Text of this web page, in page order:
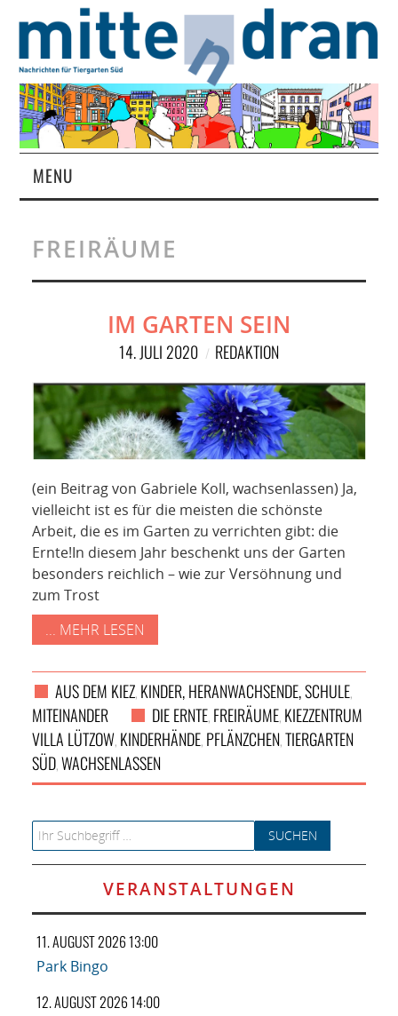
MENU
MAGAZIN
NETZWERK
SPONSORING
KONTAKT
FREIRÄUME
IM GARTEN SEIN
14. JULI 2020 REDAKTION
(ein Beitrag von Gabriele Koll, wachsenlassen) Ja,
vielleicht ist es für die meisten die schönste
Arbeit, die es im Garten zu verrichten gibt: die
Ernte!In diesem Jahr beschenkt uns der Garten
besonders reichlich – wie zur Versöhnung und
zum Trost
... MEHR LESEN
AUS DEM KIEZ, KINDER, HERANWACHSENDE, SCHULE,
MITEINANDER DIE ERNTE, FREIRÄUME, KIEZZENTRUM
VILLA LÜTZOW, KINDERHÄNDE, PFLÄNZCHEN,TIERGARTEN
SÜD,WACHSENLASSEN
Search for:
VERANSTALTUNGEN
11. AUGUST 2026 13:00
Park Bingo
12. AUGUST 2026 14:00